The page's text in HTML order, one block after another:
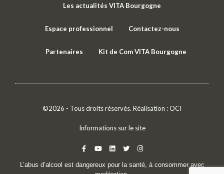
Les actualités VITA Bourgogne
Espace professionnel Contactez-nous
Partenaires Kit de Com VITA Bourgogne
©2026 - Tous droits réservés. Réalisation :OCI
Informations sur le site
L’abus d’alcool est dangereux pour la santé, à consommer avec